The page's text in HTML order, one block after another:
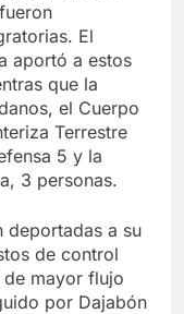
El
aportó a estos
que la
el Cuerpo
Terrestre
5 y la
3 personas.
deportadas a su
de control
mayor flujo
por Dajabón